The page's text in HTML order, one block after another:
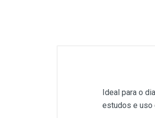
Ideal para o
estudos e uso